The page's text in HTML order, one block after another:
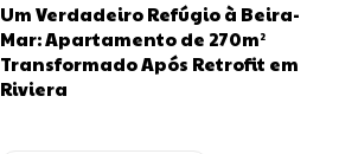
Um Verdadeiro Refúgio à Beira-
Mar: Apartamento de 270m²
Transformado Após Retrofit em
Riviera